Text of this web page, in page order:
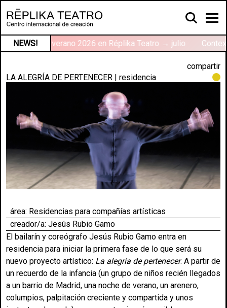
NEWS!
Talleres de verano 2026 en Réplika Teatro → julio
compartir
LA ALEGRÍA DE PERTENECER | residencia
área: Residencias para compañías artísticas
creador/a: Jesús Rubio Gamo
El bailarín y coreógrafo Jesús Rubio Gamo entra en
residencia para iniciar la primera fase de lo que será su
nuevo proyecto artístico: La alegría de pertenecer. A partir de
un recuerdo de la infancia (un grupo de niños recién llegados
a un barrio de Madrid, una noche de verano, un arenero,
columpios, palpitación creciente y compartida y unos